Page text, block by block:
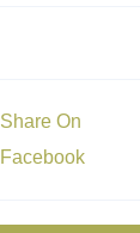
Share On
Facebook